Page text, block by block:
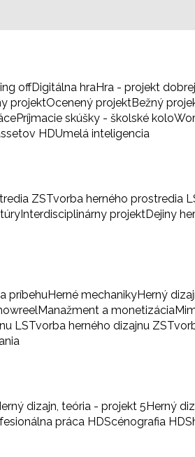
offDigitálna hraHra - projekt
projektOcenený projektBežný
Príjmacie skúšky - školské kolo
HDUmelá inteligencia
ZSTvorba herného prostredia
Interdisciplinárny projektDejiny
príbehuHerné mechanikyHerný
Manažment a monetizácia
LSTvorba herného dizajnu ZS
dizajn, teória - projekt 5Herný
práca HDScénografia HD